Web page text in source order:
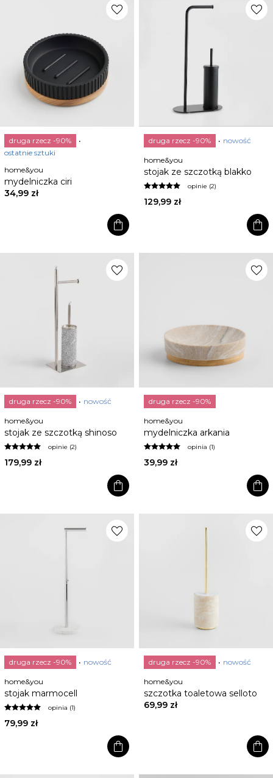
favorite
druga rzecz -90%
ostatnie sztuki
home&you
mydelniczka ciri
34,99 zł
shopping_bag
favorite
druga rzecz -90% nowość
home&you
stojak ze szczotką blakko
opinie (2)
129,99 zł
shopping_bag
favorite
druga rzecz -90% nowość
home&you
stojak ze szczotką shinoso
opinie (2)
179,99 zł
shopping_bag
favorite
druga rzecz -90%
home&you
mydelniczka arkania
opinia (1)
39,99 zł
shopping_bag
favorite
druga rzecz -90% nowość
home&you
stojak marmocell
opinia (1)
79,99 zł
shopping_bag
favorite
druga rzecz -90% nowość
home&you
szczotka toaletowa selloto
69,99 zł
shopping_bag